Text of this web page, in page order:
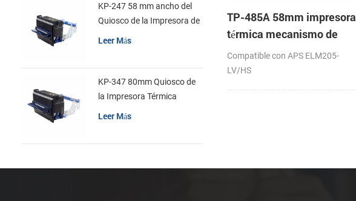
TP-485A 58mm impresora
térmica mecanismo de
Compatible con APS ELM205-
LV/HS
KP-247 58 mm ancho del
Quiosco de la Impresora de
Leer Más
KP-347 80mm Quiosco de
la Impresora Térmica
Leer Más